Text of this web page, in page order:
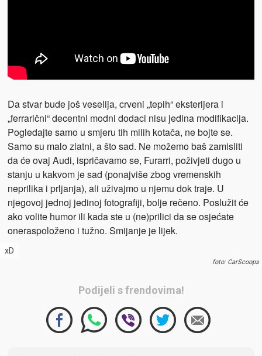
Da stvar bude još veselija, crveni „tepih“ eksterijera i
„ferrarični“ decentni modni dodaci nisu jedina modifikacija.
Pogledajte samo u smjeru tih milih kotača, ne bojte se.
Samo su malo zlatni, a što sad. Ne možemo baš zamisliti
da će ovaj Audi, ispričavamo se, Furarri, poživjeti dugo u
stanju u kakvom je sad (ponajviše zbog vremenskih
neprilika i prljanja), ali uživajmo u njemu dok traje. U
njegovoj jednoj jedinoj fotografiji, bolje rečeno. Poslužit će
ako volite humor ili kada ste u (ne)prilici da se osjećate
oneraspoloženo i tužno. Smijanje je lijek.
xD
foto: CarScoops
Podijeli s frendovima!